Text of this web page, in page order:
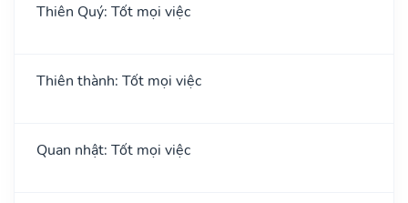
Thiên Quý: Tốt mọi việc
Thiên thành: Tốt mọi việc
Quan nhật: Tốt mọi việc